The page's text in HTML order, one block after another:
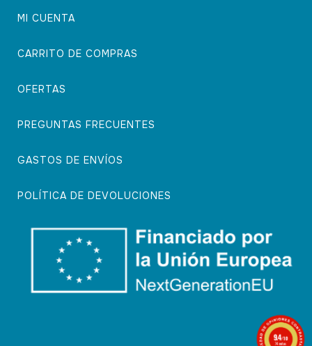
MI CUENTA
CARRITO DE COMPRAS
OFERTAS
PREGUNTAS FRECUENTES
GASTOS DE ENVÍOS
POLÍTICA DE DEVOLUCIONES
9.4/10
74 notas